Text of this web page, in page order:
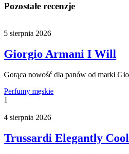
Pozostałe recenzje
5 sierpnia 2026
Giorgio Armani I Will
Gorąca nowość dla panów od marki
Perfumy męskie
1
4 sierpnia 2026
Trussardi Elegantly Cool